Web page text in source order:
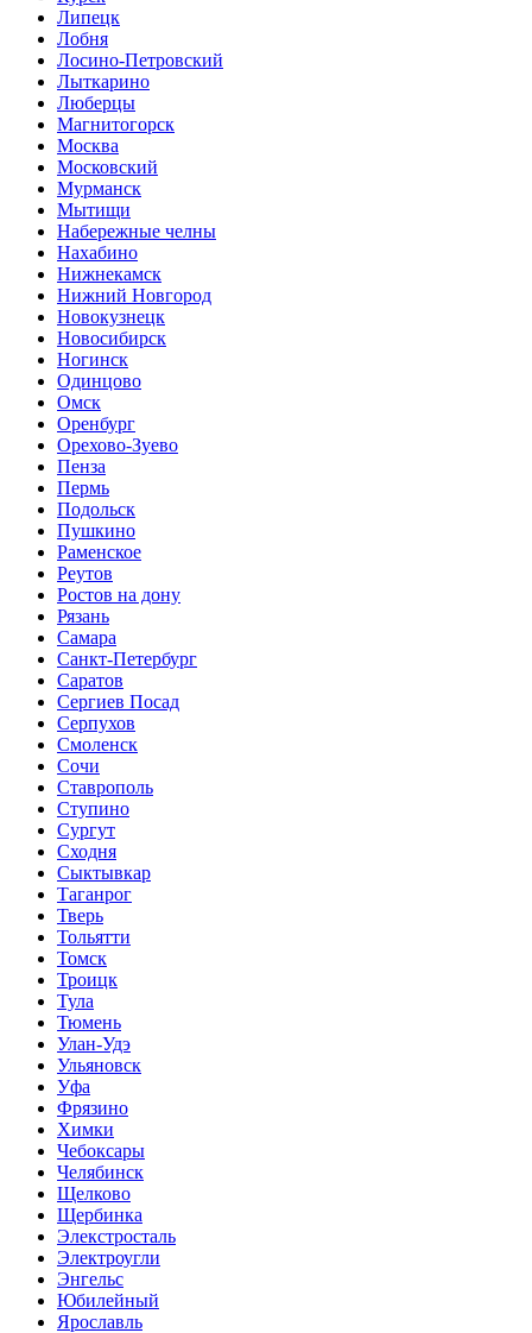
Липецк
Лобня
Лосино-Петровский
Лыткарино
Люберцы
Магнитогорск
Москва
Московский
Мурманск
Мытищи
Набережные челны
Нахабино
Нижнекамск
Нижний Новгород
Новокузнецк
Новосибирск
Ногинск
Одинцово
Омск
Оренбург
Орехово-Зуево
Пенза
Пермь
Подольск
Пушкино
Раменское
Реутов
Ростов на дону
Рязань
Самара
Санкт-Петербург
Саратов
Сергиев Посад
Серпухов
Смоленск
Сочи
Ставрополь
Ступино
Сургут
Сходня
Сыктывкар
Таганрог
Тверь
Тольятти
Томск
Троицк
Тула
Тюмень
Улан-Удэ
Ульяновск
Уфа
Фрязино
Химки
Чебоксары
Челябинск
Щелково
Щербинка
Элекстросталь
Электроугли
Энгельс
Юбилейный
Ярославль